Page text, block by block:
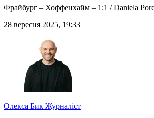
Фрайбург – Хоффенхайм – 1:1 / Daniela
28 вересня 2025, 19:33
Олекса Бик Журналіст